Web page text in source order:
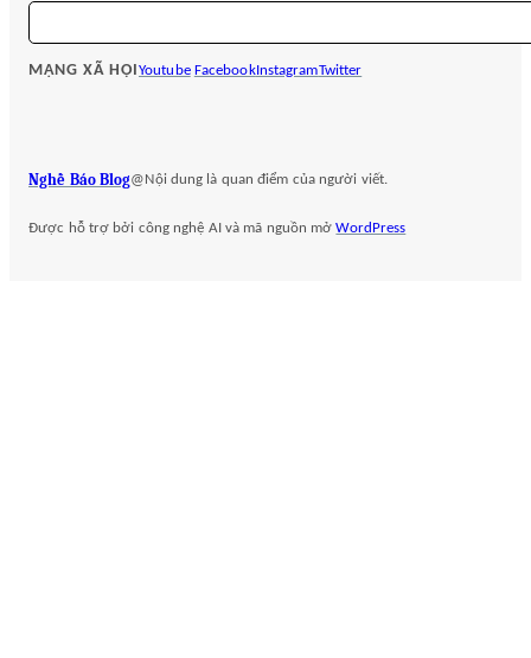
S
e
a
MẠNG XÃ HỘIYoutube FacebookInstagramTwitter
Nghề Báo Blog@Nội dung là quan điểm của người viết.
Được hỗ trợ bởi công nghệ AI và mã nguồn mởWordPress